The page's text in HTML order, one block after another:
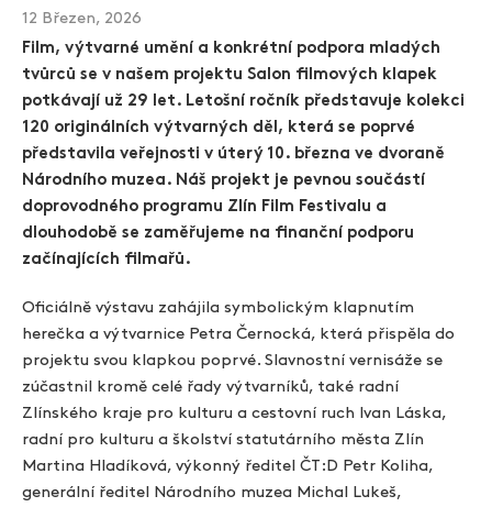
12 Březen, 2026
Film, výtvarné umění a konkrétní podpora mladých
tvůrců se v našem projektu Salon filmových klapek
potkávají už 29 let. Letošní ročník představuje kolekci
120 originálních výtvarných děl, která se poprvé
představila veřejnosti v úterý 10. března ve dvoraně
Národního muzea. Náš projekt je pevnou součástí
doprovodného programu Zlín Film Festivalu a
dlouhodobě se zaměřujeme na finanční podporu
začínajících filmařů.
Oficiálně výstavu zahájila symbolickým klapnutím
herečka a výtvarnice Petra Černocká, která přispěla do
projektu svou klapkou poprvé. Slavnostní vernisáže se
zúčastnil kromě celé řady výtvarníků, také radní
Zlínského kraje pro kulturu a cestovní ruch Ivan Láska,
radní pro kulturu a školství statutárního města Zlín
Martina Hladíková, výkonný ředitel ČT:D Petr Koliha,
generální ředitel Národního muzea Michal Lukeš,